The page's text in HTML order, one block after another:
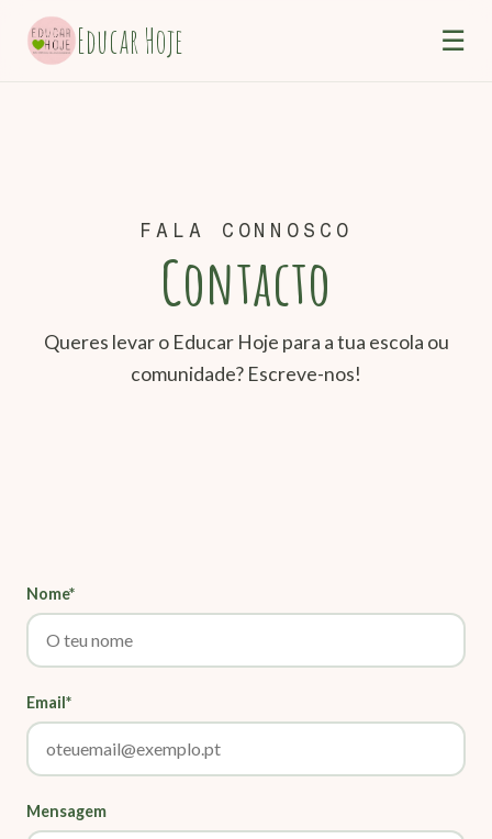
Educar Hoje ☰
FALA CONNOSCO
Contacto
Queres levar o Educar Hoje para a tua escola ou
comunidade? Escreve-nos!
Nome*
Email*
Mensagem